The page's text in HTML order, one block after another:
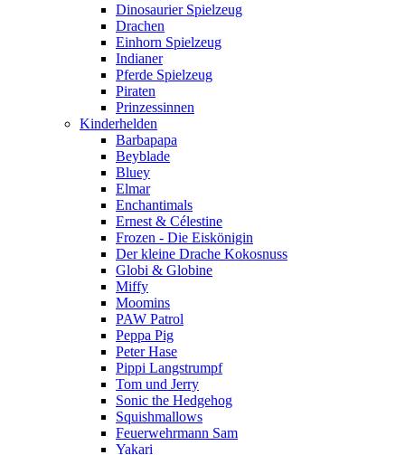
Dinosaurier Spielzeug
Drachen
Einhorn Spielzeug
Indianer
Pferde Spielzeug
Piraten
Prinzessinnen
Kinderhelden
Barbapapa
Beyblade
Bluey
Elmar
Enchantimals
Ernest & Célestine
Frozen - Die Eiskönigin
Der kleine Drache Kokosnuss
Globi & Globine
Miffy
Moomins
PAW Patrol
Peppa Pig
Peter Hase
Pippi Langstrumpf
Tom und Jerry
Sonic the Hedgehog
Squishmallows
Feuerwehrmann Sam
Yakari